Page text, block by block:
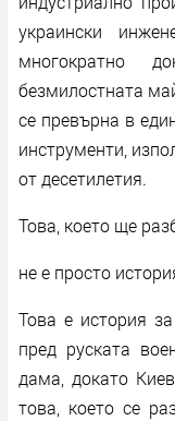
украински
многократно
безмилостната
се превърна в
инструменти,
от десетилетия.
Това, което ще
не е просто
Това е история
пред руската
дама, докато
това, което се